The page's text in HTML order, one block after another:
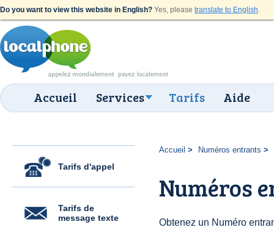
Do you want to view this website in English? Yes, please translate to English.
Accueil Services Tarifs Aide
Tarifs d'appel
Tarifs de
message texte
Accueil Numéros entrants
Numéros
Obtenez un Numéro